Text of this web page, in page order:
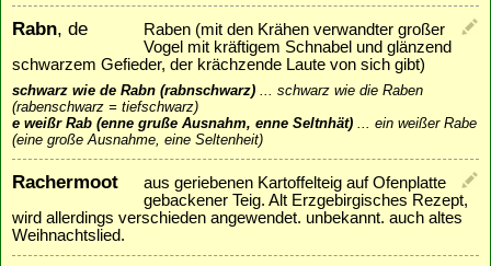
Rabn, de
Raben (mit den Krähen verwandter großer
Vogel mit kräftigem Schnabel und glänzend
schwarzem Gefieder, der krächzende Laute von sich gibt)
schwarz wie de Rabn (rabnschwarz)
schwarz wie die Raben
(rabenschwarz = tiefschwarz)
e weißr Rab (enne gruße Ausnahm, enne Seltnhät)
ein weißer Rabe
(eine große Ausnahme, eine Seltenheit)
Rachermoot
aus geriebenen Kartoffelteig auf Ofenplatte
gebackener Teig. Alt Erzgebirgisches Rezept,
wird allerdings verschieden angewendet. unbekannt. auch altes
Weihnachtslied.